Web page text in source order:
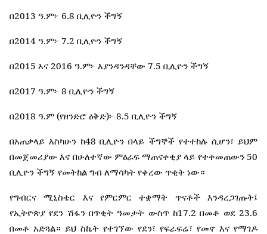
በ2013 ዓ.ም፦ 6.8 ቢሊዮን ችግኝ
በ2014 ዓ.ም፦ 7.2 ቢሊዮን ችግኝ
በ2015 እና 2016 ዓ.ም፦ እያንዳንዳቸው 7.5 ቢሊዮን ችግኝ
በ2017 ዓ.ም፦ 8 ቢሊዮን ችግኝ
በ2018 ዓ.ም (የዘንድሮ ዕቅድ)፦ 8.5 ቢሊዮን ችግኝ
በአጠቃላይ እስካሁን ከ48ቢሊዮን በላይ ችግኞች የተተከሉ ሲሆን፣ ይህም
በመጀመሪያው እና በሁለተኛው ምዕራፍ ማጠናቀቂያ ላይ የተቀመጠውን50
ቢሊዮን ችግኝ የመትከል ግብ ለማሳካት የቀረው ጥቂት ነው።
የግብርና ሚኒስቴር እና የምርምር ተቋማት ጥናቶች
እንዳረጋገጡት፤
የኢትዮጵያ የደን ሽፋን በጥቂት ዓመታት ውስጥ ከ17.2በመቶ ወደ23.6
በመቶ አድጓል። ይህ ስኬት የተገኘው የደን፣ የፍራፍሬ፣ የመኖ እና የማገዶ